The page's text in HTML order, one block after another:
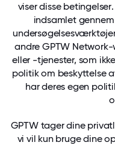
viser disse betingelser
indsamlet
andre GPTW
eller -tjenester, som
politik om beskyttelse
har deres egen
GPTW tager dine
vi vil kun bruge dine